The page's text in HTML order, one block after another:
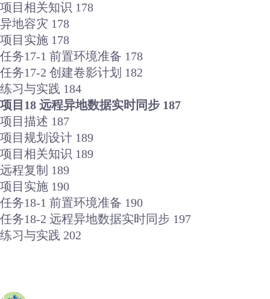
项目相关知识 178
异地容灾 178
项目实施 178
任务17-1 前置环境准备 178
任务17-2 创建卷影计划 182
练习与实践 184
项目18 远程异地数据实时同步 187
项目描述 187
项目规划设计 189
项目相关知识 189
远程复制 189
项目实施 190
任务18-1 前置环境准备 190
任务18-2 远程异地数据实时同步 197
练习与实践 202